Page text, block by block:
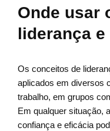
Onde usar
liderança
Os conceitos de
aplicados em diversos
trabalho, em grupos
Em qualquer situação,
confiança e eficácia